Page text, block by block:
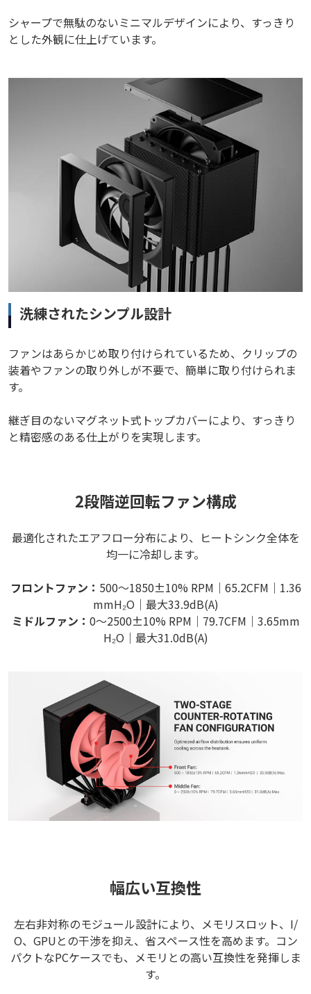
シャープで無駄のないミニマルデザインにより、すっきり
とした外観に仕上げています。
洗練されたシンプル設計
ファンはあらかじめ取り付けられているため、クリップの
装着やファンの取り外しが不要で、簡単に取り付けられま
す。
継ぎ目のないマグネット式トップカバーにより、すっきり
と精密感のある仕上がりを実現します。
2段階逆回転ファン構成
最適化されたエアフロー分布により、ヒートシンク全体を
均一に冷却します。
フロントファン： 500～1850±10% RPM｜65.2CFM｜1.36
mmH₂O｜最大33.9dB(A)
ミドルファン： 0～2500±10% RPM｜79.7CFM｜3.65mm
H₂O｜最大31.0dB(A)
幅広い互換性
左右非対称のモジュール設計により、メモリスロット、I/
O、GPUとの干渉を抑え、省スペース性を高めます。コン
パクトなPCケースでも、メモリとの高い互換性を発揮しま
す。